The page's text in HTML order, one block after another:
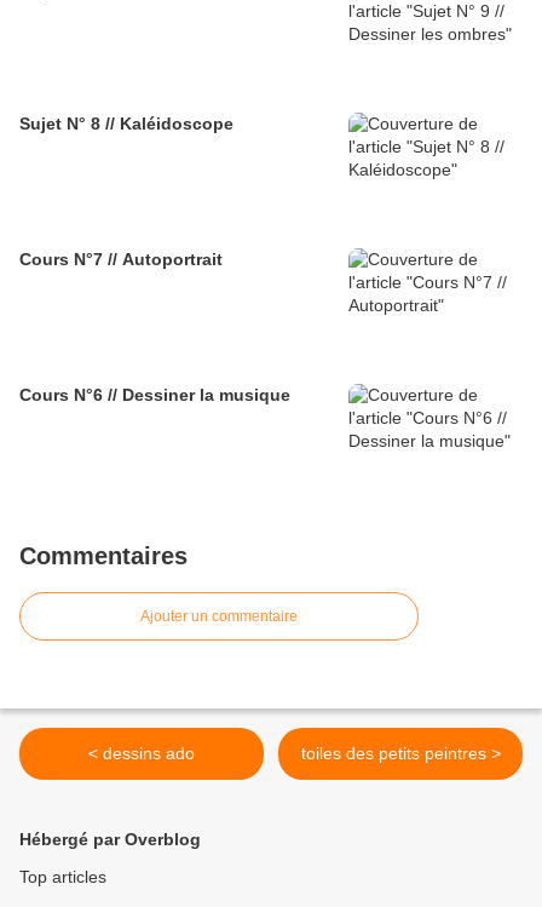
Sujet N° 8 // Kaléidoscope
Cours N°7 // Autoportrait
Cours N°6 // Dessiner la musique
Commentaires
Ajouter un commentaire
< dessins ado toiles des petits peintres >
Hébergé par Overblog
Top articles